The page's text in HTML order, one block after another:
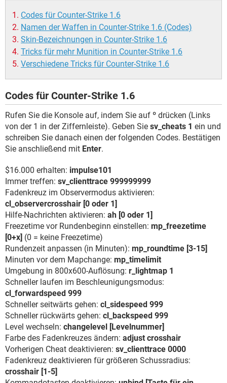
Codes für Counter-Strike 1.6
Namen der Waffen in Counter-Strike 1.6 (Codes)
Skin-Bezeichnungen in Counter-Strike 1.6
Tricks für mehr Munition in Counter-Strike 1.6
Verschiedene Tricks für Counter-Strike 1.6
Codes für Counter-Strike 1.6
Rufen Sie die Konsole auf, indem Sie auf º drücken (Links
von der 1 in der Ziffernleiste). Geben Sie sv_cheats 1 ein und
schreiben Sie danach einen der folgenden Codes. Bestätigen
Sie anschließend mit Enter.
$16.000 erhalten: impulse101
Immer treffen: sv_clienttrace 999999999
Fadenkreuz im Observermodus aktivieren:
cl_observercrosshair [0 oder 1]
Hilfe-Nachrichten aktivieren: ah [0 oder 1]
Freezetime vor Rundenbeginn einstellen: mp_freezetime
[0+x] (0 = keine Freezetime)
Rundenzeit anpassen (in Minuten): mp_roundtime [3-15]
Minuten vor dem Mapchange: mp_timelimit
Umgebung in 800x600-Auflösung: r_lightmap 1
Schneller laufen im Beschleunigungsmodus:
cl_forwardspeed 999
Schneller seitwärts gehen: cl_sidespeed 999
Schneller rückwärts gehen: cl_backspeed 999
Level wechseln: changelevel [Levelnummer]
Farbe des Fadenkreuzes ändern: adjust crosshair
Vorherigen Cheat deaktivieren: sv_clienttrace 0000
Fadenkreuz deaktivieren für größeren Schussradius:
crosshair [1-5]